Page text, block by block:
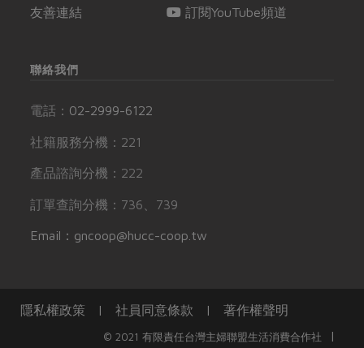
友善連結
訂閱YouTube頻道
聯絡我們
電話： 02-2999-6122
社籍服務分機：221
產品諮詢分機：222
訂單查詢分機：736、739
Email：gncoop@hucc-coop.tw
隱私權政策 | 社員同意條款 | 著作權聲明
© 2021 有限責任台灣主婦聯盟生活消費合作社 |